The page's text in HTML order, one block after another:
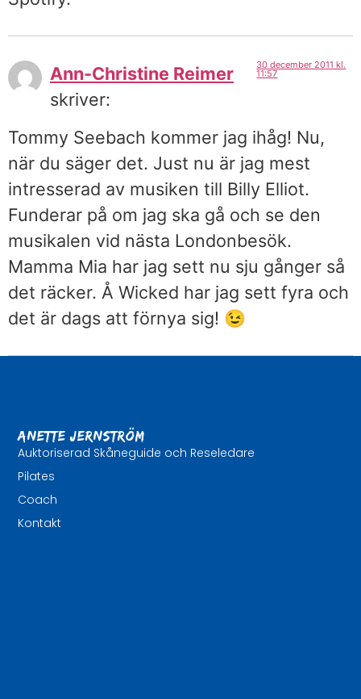
Ann-Christine Reimer
skriver:
30 december 2011 kl.
11:57
Tommy Seebach kommer jag ihåg! Nu,
när du säger det. Just nu är jag mest
intresserad av musiken till Billy Elliot.
Funderar på om jag ska gå och se den
musikalen vid nästa Londonbesök.
Mamma Mia har jag sett nu sju gånger så
det räcker. Å Wicked har jag sett fyra och
det är dags att förnya sig! 😉
Anette Jernström
Auktoriserad Skåneguide och Reseledare
Pilates
Coach
Kontakt